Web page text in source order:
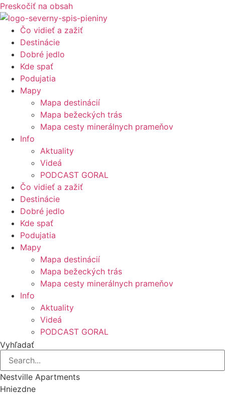
Preskočiť na obsah
Čo vidieť a zažiť
Destinácie
Dobré jedlo
Kde spať
Podujatia
Mapy
Mapa destinácií
Mapa bežeckých trás
Mapa cesty minerálnych prameňov
Info
Aktuality
Videá
PODCAST GORAL
Čo vidieť a zažiť
Destinácie
Dobré jedlo
Kde spať
Podujatia
Mapy
Mapa destinácií
Mapa bežeckých trás
Mapa cesty minerálnych prameňov
Info
Aktuality
Videá
PODCAST GORAL
Vyhľadať
Nestville Apartments
Hniezdne